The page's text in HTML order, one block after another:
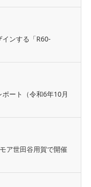
ンする「R60-
ート（令和6年10月
ア世田谷用賀で開催